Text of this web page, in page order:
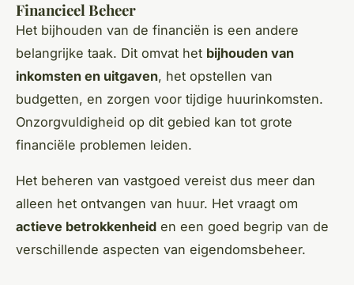
Financieel Beheer
Het bijhouden van de financiën is een andere
belangrijke taak. Dit omvat het bijhouden van
inkomsten en uitgaven, het opstellen van
budgetten, en zorgen voor tijdige huurinkomsten.
Onzorgvuldigheid op dit gebied kan tot grote
financiële problemen leiden.
Het beheren van vastgoed vereist dus meer dan
alleen het ontvangen van huur. Het vraagt om
actieve betrokkenheid en een goed begrip van de
verschillende aspecten van eigendomsbeheer.